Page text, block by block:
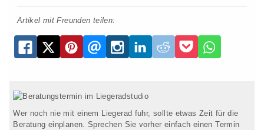
Artikel mit Freunden teilen:
Wer noch nie mit einem Liegerad fuhr, sollte etwas Zeit für die
Beratung einplanen. Sprechen Sie vorher einfach einen Termin